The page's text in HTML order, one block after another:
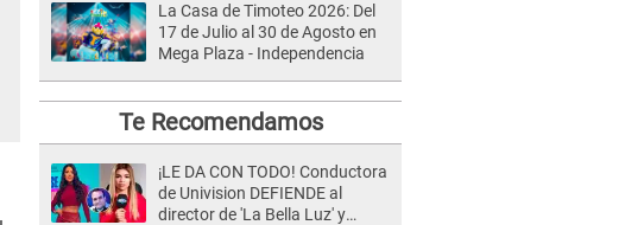
La Casa de Timoteo 2026: Del
17 de Julio al 30 de Agosto en
Mega Plaza - Independencia
Te Recomendamos
¡LE DA CON TODO! Conductora
de Univision DEFIENDE al
director de 'La Bella Luz' y